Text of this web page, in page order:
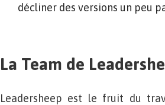
décliner des versions un peu
La Team de
Leadersheep est le fruit du